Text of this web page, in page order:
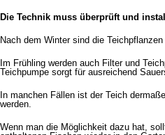
Die Technik muss überprüft und
Nach dem Winter sind die
Im Frühling werden auch Filter und
Teichpumpe sorgt für ausreichend
In manchen Fällen ist der Teich
werden.
Wenn man die Möglichkeit dazu hat,